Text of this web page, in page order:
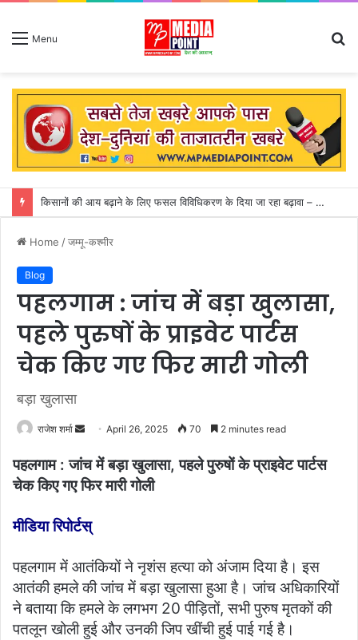
Menu
किसानों की आय बढ़ाने के लिए फसल विविधिकरण के दिया जा रहा बढ़ावा – राजस्व मंत्री करण सिंह वर्मा
Home /जम्मू-कश्मीर
Blog
पहलगाम : जांच में बड़ा खुलासा,
पहले पुरुषों के प्राइवेट पार्टस
चेक किए गए फिर मारी गोली
बड़ा खुलासा
राजेश शर्मा
n
d
n
m
a
April 26, 2025 70 2 minutes read
पहलगाम : जांच में बड़ा खुलासा, पहले पुरुषों के प्राइवेट पार्टस
चेक किए गए फिर मारी गोली
मीडिया रिपोर्टस्
पहलगाम में आतंकियों ने नृशंस हत्या को अंजाम दिया है। इस
आतंकी हमले की जांच में बड़ा खुलासा हुआ है। जांच अधिकारियों
ने बताया कि हमले के लगभग 20 पीड़ितों, सभी पुरुष मृतकों की
पतलून खोली हुई और उनकी जिप खींची हुई पाई गई है।